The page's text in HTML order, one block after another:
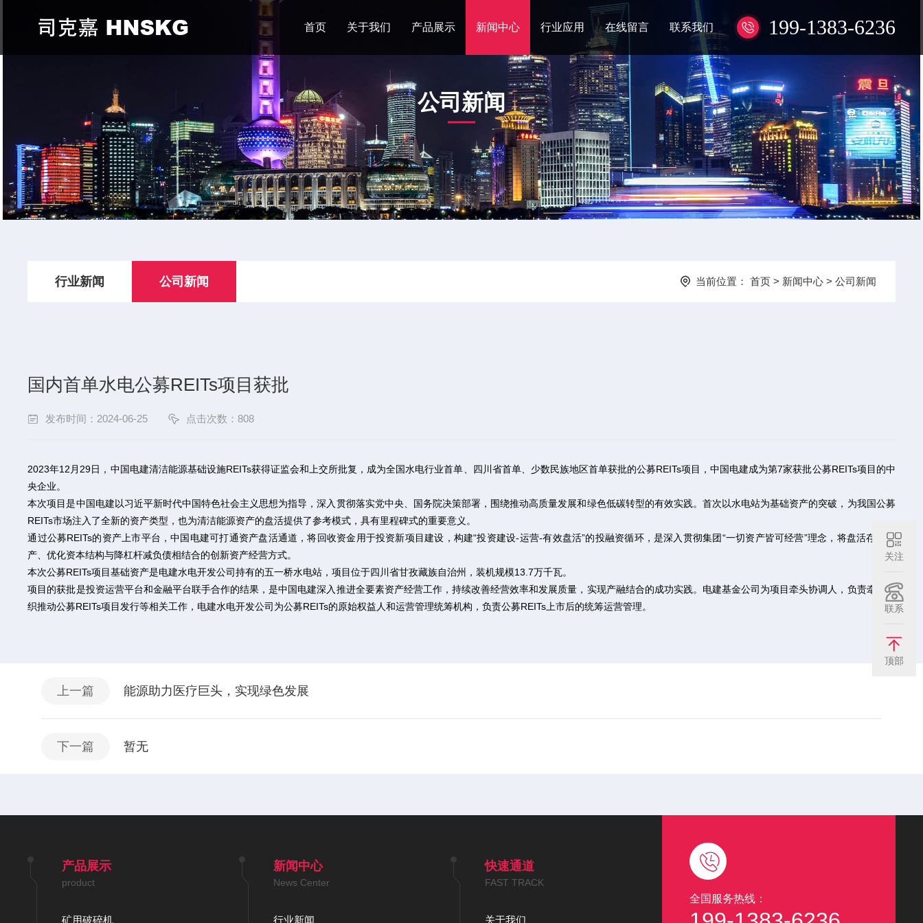
199-1383-6236
首页 关于我们 产品展示 新闻中心 行业应用 在线留言 联系我们
公司新闻
行业新闻 公司新闻 当前位置： 首页> 新闻中心> 公司新闻
国内首单水电公募REITs项目获批
发布时间：2024-06-25 点击次数：808
2023年12月29日，中国电建清洁能源基础设施REITs获得证监会和上交所批复，成为全国水电行业首单、四川省首单、少数民族地区首单获批的公募REITs项目，中国电建成为第7家获批公募REITs项目的中
央企业。
本次项目是中国电建以习近平新时代中国特色社会主义思想为指导，深入贯彻落实党中央、国务院决策部署，围绕推动高质量发展和绿色低碳转型的有效实践。首次以水电站为基础资产的突破，为我国公募
REITs市场注入了全新的资产类型，也为清洁能源资产的盘活提供了参考模式，具有里程碑式的重要意义。
通过公募REITs的资产上市平台，中国电建可打通资产盘活通道，将回收资金用于投资新项目建设，构建“投资建设-运营-有效盘活”的投融资循环，是深入贯彻集团“一切资产皆可经营”理念，将盘活存量资
产、优化资本结构与降杠杆减负债相结合的创新资产经营方式。
本次公募REITs项目基础资产是电建水电开发公司持有的五一桥水电站，项目位于四川省甘孜藏族自治州，装机规模13.7万千瓦。
项目的获批是投资运营平台和金融平台联手合作的结果，是中国电建深入推进全要素资产经营工作，持续改善经营效率和发展质量，实现产融结合的成功实践。电建基金公司为项目牵头协调人，负责牵头组
织推动公募REITs项目发行等相关工作，电建水电开发公司为公募REITs的原始权益人和运营管理统筹机构，负责公募REITs上市后的统筹运营管理。
上一篇 能源助力医疗巨头，实现绿色发展
下一篇 暂无
全国服务热线：
产品展示
product
矿用破碎机
新闻中心
News Center
行业新闻
快速通道
FAST TRACK
关于我们
关注
联系
顶部